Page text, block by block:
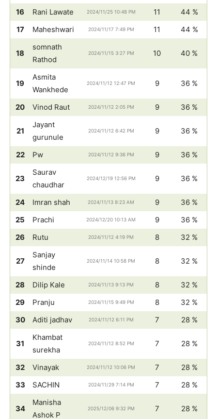
16 Rani Lawate 2024/11/25 10:48 PM 11
44 %
17
Maheshwari 2024/11/17 7:49 PM 11 44 %
18
somnath
Rathod
2024/11/15 3:27 PM 10 40 %
19
Asmita
Wankhede
2024/11/12 12:47 PM 9 36 %
20 Vinod Raut 2024/11/12 2:05 PM 9 36 %
21
Jayant
gurunule
2024/11/12 6:42 PM 9 36 %
22 Pw 2024/11/12 9:36 PM 9 36 %
23
Saurav
chaudhar
2024/12/19 12:56 PM 9 36 %
24 Imran shah 2024/11/13 8:23 AM 9
36 %
25
Prachi 2024/12/20 10:13 AM 9
36 %
26
Rutu 2024/11/12 4:19 PM 8 32 %
27
Sanjay
shinde
2024/11/14 10:58 PM 8 32 %
28 Dilip Kale 2024/11/13 9:13 PM 8
32 %
29
Pranju 2024/11/15 9:49 PM 8
32 %
30
Aditi jadhav 2024/11/12 6:11 PM 7 28 %
31
Khambat
surekha
2024/11/12 8:52 PM 7 28 %
32 Vinayak 2024/11/12 10:06 PM 7
28 %
33
SACHIN 2024/11/29 7:14 PM 7 28 %
34
Manisha
Ashok P
2025/12/06 9:32 PM 7 28 %